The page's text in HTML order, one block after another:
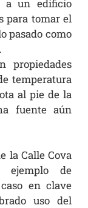
a un edificio
para tomar el
pasado como
propiedades
temperatura
al pie de la
fuente aún
la Calle Cova
ejemplo de
en clave
uso del